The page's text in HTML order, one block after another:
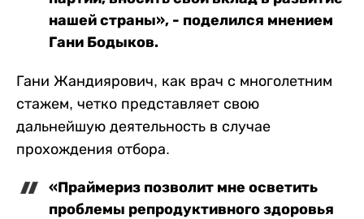
нашей страны», - поделился мнением
Гани Бодыков.
Гани Жандиярович, как врач с многолетним
стажем, четко представляет свою
дальнейшую деятельность в случае
прохождения отбора.
«Праймериз позволит мне осветить
проблемы репродуктивного здоровья